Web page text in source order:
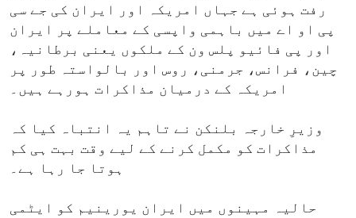
رفت ہوئی ہے جہاں امریکہ اور ایران کی جے سی
پی او اے میں باہمی واپسی کے معاملے پر ایران
اور پی فائیو پلس ون کے ملکوں یعنی برطانیہ،
چین، فرانس، جرمنی، روس اور بالواستہ طور پر
امریکہ کے درمیان مذاکرات ہورہے ہیں۔
وزیرِ خارجہ بلنکن نے تاہم یہ انتباہ کیا کہ
مذاکرات کو مکمل کرنے کے لیے وقت بہت ہی کم
ہوتا جا رہا ہے۔
حالیہ مہینوں میں ایران یورینیم کو ایٹمی